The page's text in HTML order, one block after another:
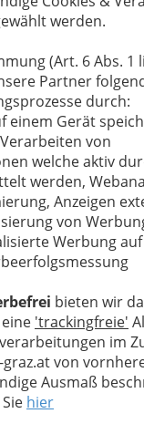
werden.
(Art. 6 Abs. 1
Partner
durch:
einem Gerät
von
welche aktiv
werden,
Anzeigen
von
Werbung auf
bieten wir
'trackingfreie'
im
von
Ausmaß
hier
Vergrößern
and the
zum Ende
2017
Das Konzert
hat es gewagt
Mit seiner
er
Wiener Porgy
Sommer ist
Festival-